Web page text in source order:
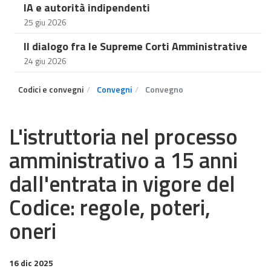
IA e autorità indipendenti
25 giu 2026
Il dialogo fra le Supreme Corti Amministrative
24 giu 2026
Codici e convegni Convegni Convegno
L'istruttoria nel processo
amministrativo a 15 anni
dall'entrata in vigore del
Codice: regole, poteri,
oneri
16 dic 2025